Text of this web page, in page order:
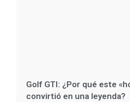
Golf GTI: ¿Por qué este
convirtió en una leyenda?